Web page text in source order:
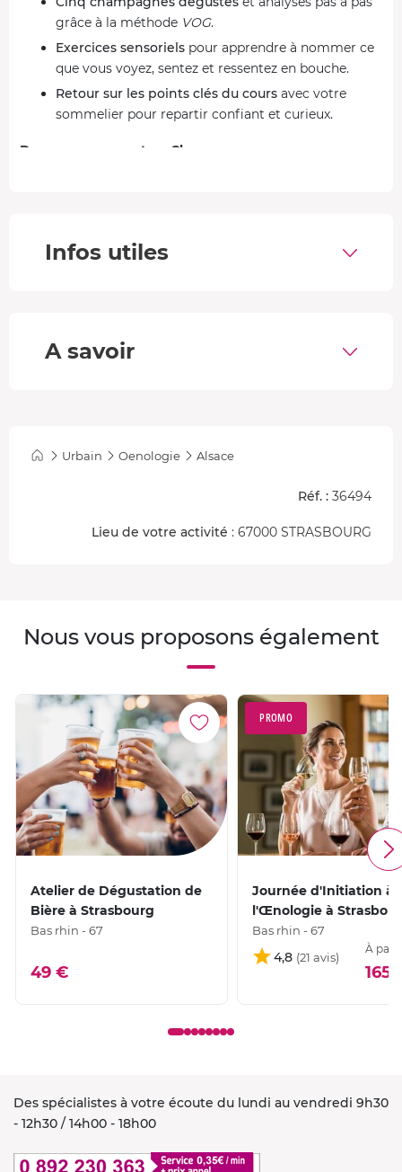
grâce à la méthode VOG.
Exercices sensoriels pour apprendre à nommer ce
que vous voyez, sentez et ressentez en bouche.
Retour sur les points clés du cours avec votre
sommelier pour repartir confiant et curieux.
Devenez un expert en Champagne
en passant de l'instinct à la lecture fine d'un champagne.
Champagne Lallier Brut R.019, blanc
Infos utiles
A savoir
Urbain Oenologie Alsace
Réf. : 36494
Lieu de votre activité : 67000 STRASBOURG
Nous vous proposons également
Atelier de Dégustation de
Bière à Strasbourg
Bas rhin - 67
49 €
PROMO
Journée d'Initiation à
l'Œnologie à
Bas rhin - 67
4,8
À
Des spécialistes à votre écoute du lundi au vendredi 9h30
- 12h30 / 14h00 - 18h00